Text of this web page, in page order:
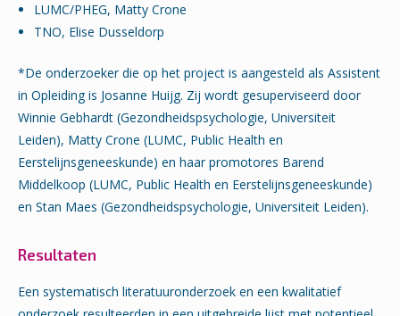
LUMC/PHEG, Matty Crone
TNO, Elise Dusseldorp
*De onderzoeker die op het project is aangesteld als Assistent
in Opleiding is Josanne Huijg. Zij wordt gesuperviseerd door
Winnie Gebhardt (Gezondheidspsychologie, Universiteit
Leiden), Matty Crone (LUMC, Public Health en
Eerstelijnsgeneeskunde) en haar promotores Barend
Middelkoop (LUMC, Public Health en Eerstelijnsgeneeskunde)
en Stan Maes (Gezondheidspsychologie, Universiteit Leiden).
Resultaten
Een systematisch literatuuronderzoek en een kwalitatief